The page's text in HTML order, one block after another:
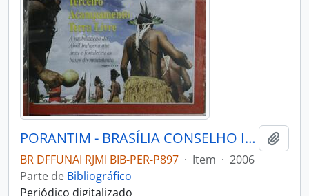
PORANTIM - BRASÍLIA CONSELHO INDIGENISTA MISSIONÁRIO - 2006 - Nº284
BR DFFUNAI RJMI BIB-PER-P897 · Item · 2006
Parte de Bibliográfico
Periódico digitalizado